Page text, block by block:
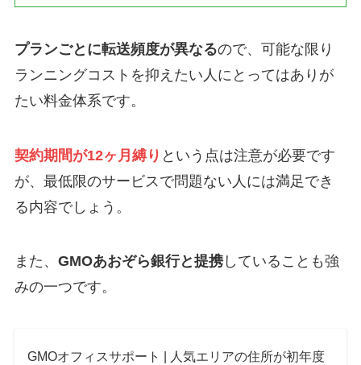
プランごとに転送頻度が異なるので、可能な限り
ランニングコストを抑えたい人にとってはありが
たい料金体系です。
契約期間が12ヶ月縛り という点は注意が必要です
が、最低限のサービスで問題ない人には満足でき
る内容でしょう。
また、 GMOあおぞら銀行と提携していることも強
みの一つです。
GMOオフィスサポート | 人気エリアの住所が初年度